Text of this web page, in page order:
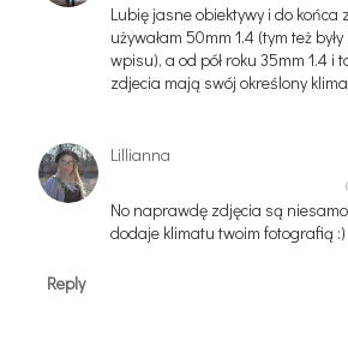
Lubię jasne obiektywy i do końca
używałam 50mm 1.4 (tym też
wpisu), a od pół roku 35mm 1.4 i
zdjecia mają swój określony
Lillianna
No naprawdę zdjęcia są
dodaje klimatu twoim fotografią :)
Reply